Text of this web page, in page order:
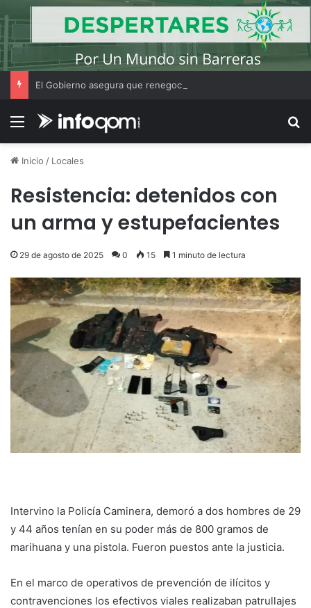
Menú
Inicio / Locales
Resistencia: detenidos con
un arma y estupefacientes
29 de agosto de 2025 0 15 1 minuto de lectura
Intervino la Policía Caminera, demoró a dos hombres de 29
y 44 años tenían en su poder más de 800 gramos de
marihuana y una pistola. Fueron puestos ante la justicia.
En el marco de operativos de prevención de ilícitos y
contravenciones los efectivos viales realizaban patrullajes